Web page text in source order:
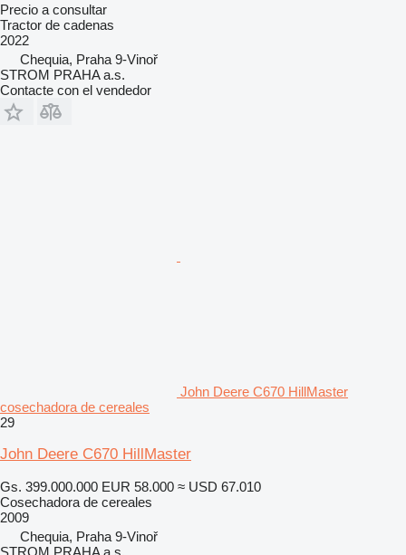
Precio a consultar
Tractor de cadenas
2022
Chequia, Praha 9-Vinoř
STROM PRAHA a.s.
Contacte con el vendedor
John Deere C670 HillMaster
cosechadora de cereales
29
John Deere C670 HillMaster
Gs. 399.000.000 EUR 58.000 ≈ USD 67.010
Cosechadora de cereales
2009
Chequia, Praha 9-Vinoř
STROM PRAHA a.s.